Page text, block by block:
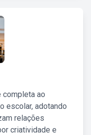
completa ao
escolar, adotando
relações
criatividade e